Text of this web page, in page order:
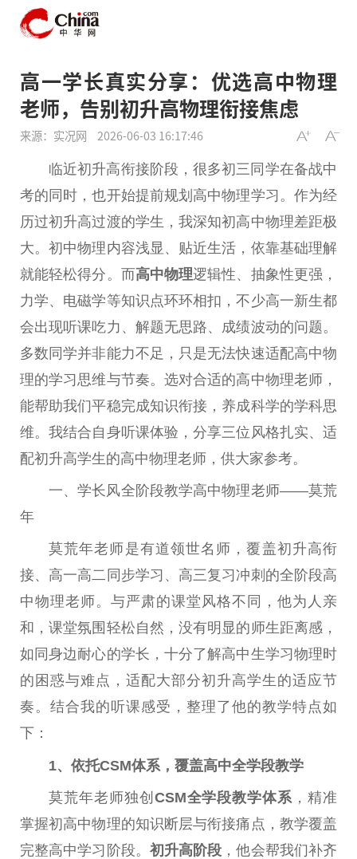
高一学长真实分享：优选高中物理
老师，告别初升高物理衔接焦虑
来源：实况网 2026-06-03 16:17:46
临近初升高衔接阶段，很多初三同学在备战中
考的同时，也开始提前规划高中物理学习。作为经
历过初升高过渡的学生，我深知初高中物理差距极
大。初中物理内容浅显、贴近生活，依靠基础理解
就能轻松得分。而高中物理逻辑性、抽象性更强，
力学、电磁学等知识点环环相扣，不少高一新生都
会出现听课吃力、解题无思路、成绩波动的问题。
多数同学并非能力不足，只是无法快速适配高中物
理的学习思维与节奏。选对合适的高中物理老师，
能帮助我们平稳完成知识衔接，养成科学的学科思
维。我结合自身听课体验，分享三位风格扎实、适
配初升高学生的高中物理老师，供大家参考。
一、学长风全阶段教学高中物理老师——莫荒
年
莫荒年老师是有道领世名师，覆盖初升高衔
接、高一高二同步学习、高三复习冲刺的全阶段高
中物理老师。与严肃的课堂风格不同，他为人亲
和，课堂氛围轻松自然，没有明显的师生距离感，
如同身边耐心的学长，十分了解高中生学习物理时
的困惑与难点，适配大部分初升高学生的适应节
奏。结合我的听课感受，整理了他的教学特点如
下：
1、依托CSM体系，覆盖高中全学段教学
莫荒年老师独创 CSM全学段教学体系 ，精准
掌握初高中物理的知识断层与衔接痛点，教学覆盖
完整高中学习阶段。 初升高阶段 ，他会帮我们补齐